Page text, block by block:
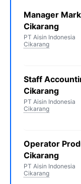
Manager
Cikarang
PT Aisin Indonesia
Cikarang
Staff
Cikarang
PT Aisin Indonesia
Cikarang
Operator
Cikarang
PT Aisin Indonesia
Cikarang